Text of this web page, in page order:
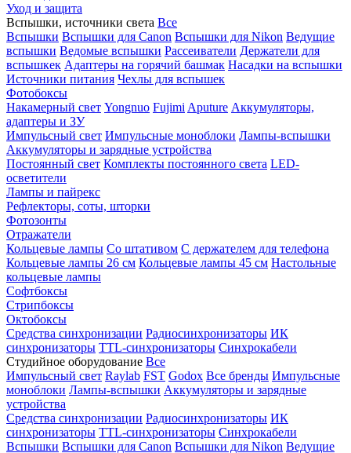
Уход и защита
Вспышки, источники света Все
Вспышки Вспышки для Canon Вспышки для Nikon Ведущие
вспышки Ведомые вспышки Рассеиватели Держатели для
вспышкек Адаптеры на горячий башмак Насадки на вспышки
Источники питания Чехлы для вспышек
Фотобоксы
Накамерный свет Yongnuo Fujimi Aputure Аккумуляторы,
адаптеры и ЗУ
Импульсный свет Импульсные моноблоки Лампы-вспышки
Аккумуляторы и зарядные устройства
Постоянный свет Комплекты постоянного света LED-
осветители
Лампы и пайрекс
Рефлекторы, соты, шторки
Фотозонты
Отражатели
Кольцевые лампы Со штативом С держателем для телефона
Кольцевые лампы 26 см Кольцевые лампы 45 см Настольные
кольцевые лампы
Софтбоксы
Стрипбоксы
Октобоксы
Средства синхронизации Радиосинхронизаторы ИК
синхронизаторы TTL-синхронизаторы Синхрокабели
Студийное оборудование Все
Импульсный свет Raylab FST Godox Все бренды Импульсные
моноблоки Лампы-вспышки Аккумуляторы и зарядные
устройства
Средства синхронизации Радиосинхронизаторы ИК
синхронизаторы TTL-синхронизаторы Синхрокабели
Вспышки Вспышки для Canon Вспышки для Nikon Ведущие